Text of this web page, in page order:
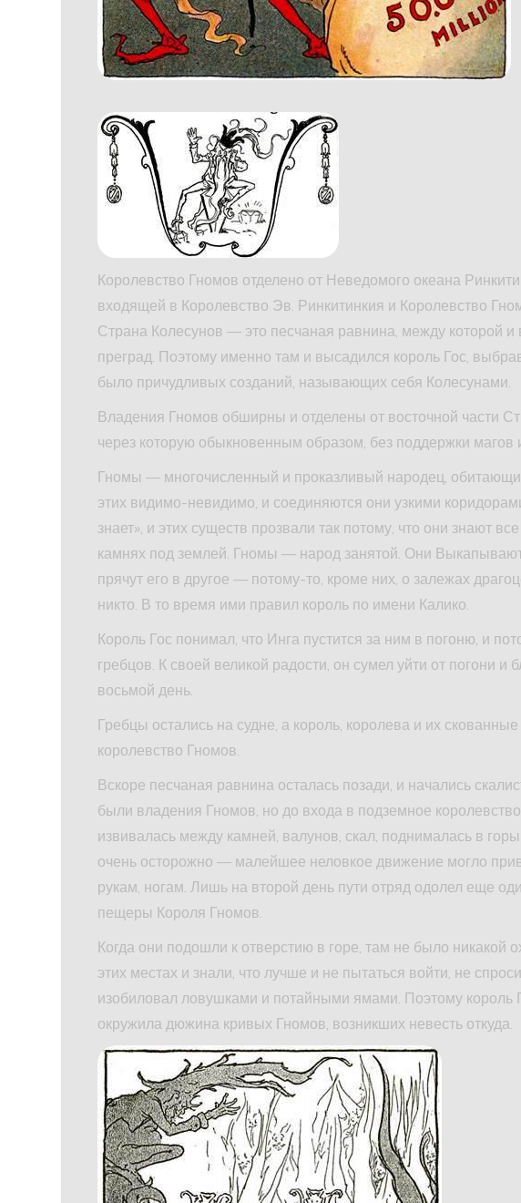
Королевство Гномов отделено от Неведомого океана
входящей в Королевство Эв. Ринкитинкия и Королевство
Страна Колесунов — это песчаная равнина, между которой и
преград. Поэтому именно там и высадился король Гос,
было причудливых созданий, называющих себя Колесунами.
Владения Гномов обширны и отделены от восточной части
через которую обыкновенным образом, без поддержки магов
Гномы — многочисленный и проказливый народец,
этих видимо-невидимо, и соединяются они узкими
знает», и этих существ прозвали так потому, что они знают
камнях под землей. Гномы — народ занятой. Они
прячут его в другое — потому-то, кроме них, о залежах
никто. В то время ими правил король по имени Калико.
Король Гос понимал, что Инга пустится за ним в погоню, и
гребцов. К своей великой радости, он сумел уйти от погони и
восьмой день.
Гребцы остались на судне, а король, королева и их
королевство Гномов.
Вскоре песчаная равнина осталась позади, и начались
были владения Гномов, но до входа в подземное
извивалась между камней, валунов, скал, поднималась в
очень осторожно — малейшее неловкое движение могло
рукам, ногам. Лишь на второй день пути отряд одолел еще
пещеры Короля Гномов.
Когда они подошли к отверстию в горе, там не было никакой
этих местах и знали, что лучше и не пытаться войти, не
изобиловал ловушками и потайными ямами. Поэтому король
окружила дюжина кривых Гномов, возникших невесть откуда.